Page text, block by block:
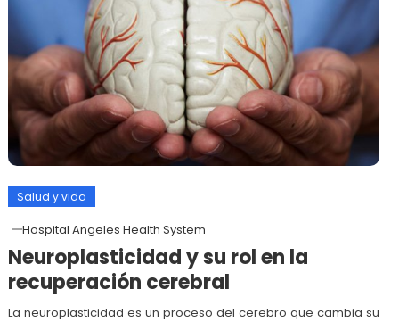
Salud y vida
Hospital Angeles Health System
Neuroplasticidad y su rol en la
recuperación cerebral
La neuroplasticidad es un proceso del cerebro que cambia su